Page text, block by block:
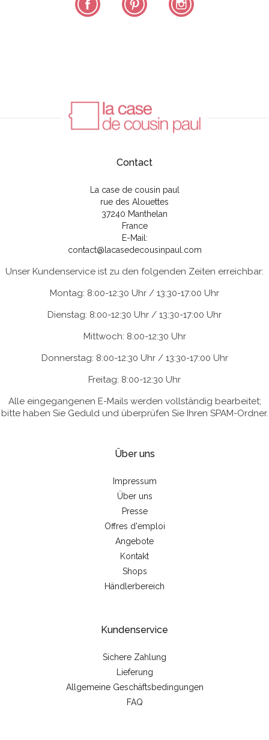
Contact
La case de cousin paul
rue des Alouettes
37240 Manthelan
France
E-Mail:
contact@lacasedecousinpaul.com
Unser Kundenservice ist zu den folgenden Zeiten erreichbar:
Montag: 8:00-12:30 Uhr / 13:30-17:00 Uhr
Dienstag: 8:00-12:30 Uhr / 13:30-17:00 Uhr
Mittwoch: 8:00-12:30 Uhr
Donnerstag: 8:00-12:30 Uhr / 13:30-17:00 Uhr
Freitag: 8:00-12:30 Uhr
Alle eingegangenen E-Mails werden vollständig bearbeitet;
bitte haben Sie Geduld und überprüfen Sie Ihren SPAM-Ordner.
Über uns
Impressum
Über uns
Presse
Offres d'emploi
Angebote
Kontakt
Shops
Händlerbereich
Kundenservice
Sichere Zahlung
Lieferung
Allgemeine Geschäftsbedingungen
FAQ